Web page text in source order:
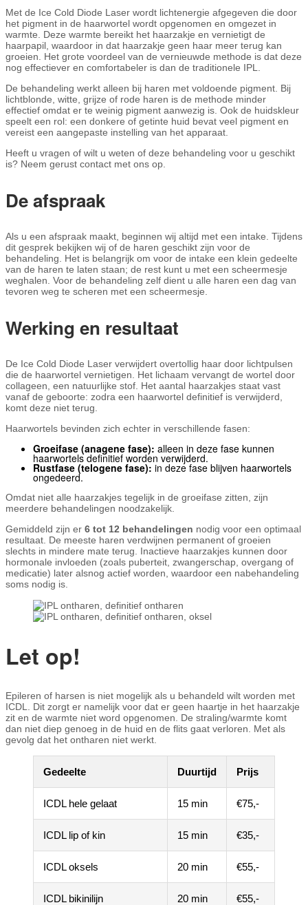
Met de Ice Cold Diode Laser wordt lichtenergie afgegeven die door
het pigment in de haarwortel wordt opgenomen en omgezet in
warmte. Deze warmte bereikt het haarzakje en vernietigt de
haarpapil, waardoor in dat haarzakje geen haar meer terug kan
groeien. Het grote voordeel van de vernieuwde methode is dat deze
nog effectiever en comfortabeler is dan de traditionele IPL.
De behandeling werkt alleen bij haren met voldoende pigment. Bij
lichtblonde, witte, grijze of rode haren is de methode minder
effectief omdat er te weinig pigment aanwezig is. Ook de huidskleur
speelt een rol: een donkere of getinte huid bevat veel pigment en
vereist een aangepaste instelling van het apparaat.
Heeft u vragen of wilt u weten of deze behandeling voor u geschikt
is? Neem gerust contact met ons op.
De afspraak
Als u een afspraak maakt, beginnen wij altijd met een intake. Tijdens
dit gesprek bekijken wij of de haren geschikt zijn voor de
behandeling. Het is belangrijk om voor de intake een klein gedeelte
van de haren te laten staan; de rest kunt u met een scheermesje
weghalen. Voor de behandeling zelf dient u alle haren een dag van
tevoren weg te scheren met een scheermesje.
Werking en resultaat
De Ice Cold Diode Laser verwijdert overtollig haar door lichtpulsen
die de haarwortel vernietigen. Het lichaam vervangt de wortel door
collageen, een natuurlijke stof. Het aantal haarzakjes staat vast
vanaf de geboorte: zodra een haarwortel definitief is verwijderd,
komt deze niet terug.
Haarwortels bevinden zich echter in verschillende fasen:
Groeifase (anagene fase): alleen in deze fase kunnen
haarwortels definitief worden verwijderd.
Rustfase (telogene fase): in deze fase blijven haarwortels
ongedeerd.
Omdat niet alle haarzakjes tegelijk in de groeifase zitten, zijn
meerdere behandelingen noodzakelijk.
Gemiddeld zijn er 6 tot 12 behandelingen nodig voor een optimaal
resultaat. De meeste haren verdwijnen permanent of groeien
slechts in mindere mate terug. Inactieve haarzakjes kunnen door
hormonale invloeden (zoals puberteit, zwangerschap, overgang of
medicatie) later alsnog actief worden, waardoor een nabehandeling
soms nodig is.
Let op!
Epileren of harsen is niet mogelijk als u behandeld wilt worden met
ICDL. Dit zorgt er namelijk voor dat er geen haartje in het haarzakje
zit en de warmte niet word opgenomen. De straling/warmte komt
dan niet diep genoeg in de huid en de flits gaat verloren. Met als
gevolg dat het ontharen niet werkt.
Gedeelte Duurtijd Prijs
ICDL hele gelaat 15 min €75,-
ICDL lip of kin 15 min €35,-
ICDL oksels 20 min €55,-
ICDL bikinilijn 20 min €55,-